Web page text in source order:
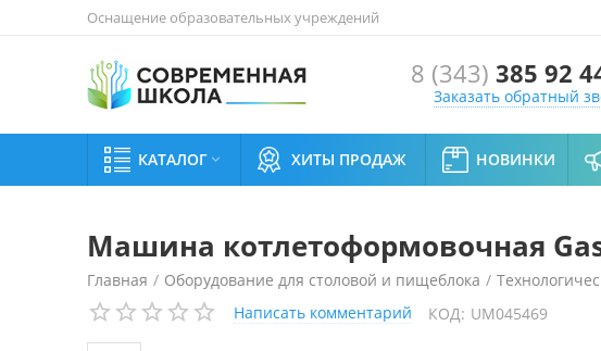
Оснащение образовательных учреждений
8 (343) 385 92
Заказать обратный
КАТАЛОГ  ХИТЫ ПРОДАЖ НОВИНКИ
Машина котлетоформовочная
Главная / Оборудование для столовой и пищеблока /
Машина котлетоформовочная Gaser V-3000 SP
Написать комментарий КОД: UM045469